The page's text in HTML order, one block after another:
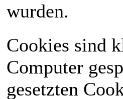
wurden.
Cookies sind
Computer
gesetzten